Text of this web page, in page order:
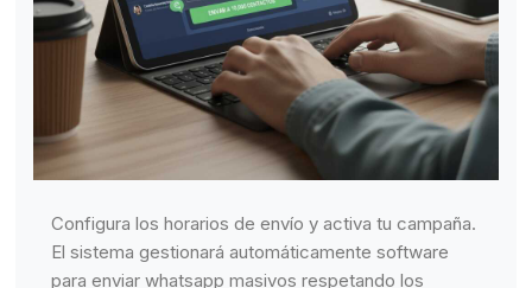
Configura los horarios de envío y activa tu campaña.
El sistema gestionará automáticamente software
para enviar whatsapp masivos respetando los